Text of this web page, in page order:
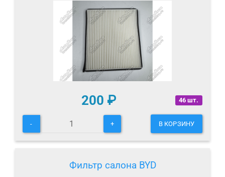
46 шт.
200 ₽
- + В КОРЗИНУ
Фильтр салона BYD